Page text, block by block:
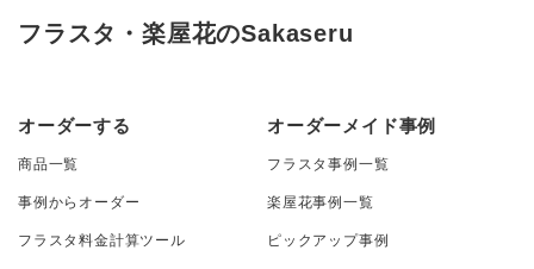
フラスタ・楽屋花のSakaseru
オーダーする
商品一覧
事例からオーダー
フラスタ料金計算ツール
オーダーメイド事例
フラスタ事例一覧
楽屋花事例一覧
ピックアップ事例